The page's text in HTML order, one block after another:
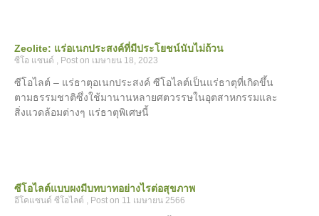
Zeolite: แร่อเนกประสงค์ที่มีประโยชน์นับไม่ถ้วน
ซีโอ แซนด์ เมษายน 18, 2023
ซีโอไลต์ – แร่ธาตุอเนกประสงค์ ซีโอไลต์เป็นแร่ธาตุที่เกิดขึ้น
ตามธรรมชาติซึ่งใช้มานานหลายศตวรรษในอุตสาหกรรมและ
สิ่งแวดล้อมต่างๆ แร่ธาตุพิเศษนี้
ซีโอไลต์แบบผงมีบทบาทอย่างไรต่อสุขภาพ
อีโคแซนด์ ซีโอไลต์ 11 เมษายน 2566